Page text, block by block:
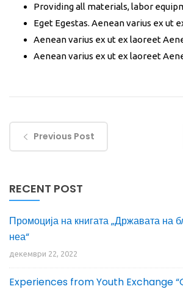
Providing all materials, labor
Eget Egestas. Aenean varius ex ut
Aenean varius ex ut ex laoreet
Aenean varius ex ut ex laoreet
Previous Post
RECENT POST
Промоција на книгата „Државата на
неа“
декември 22, 2022
Experiences from Youth Exchange